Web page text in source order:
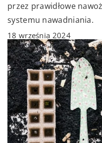
przez prawidłowe
systemu nawadniania.
18 września 2024